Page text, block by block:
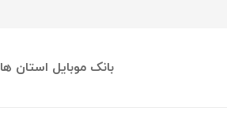
بانک موبایل استان ها